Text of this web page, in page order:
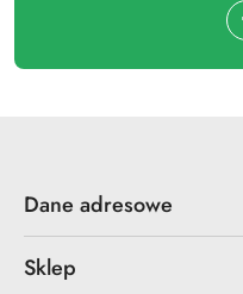
Dane adresowe
Sklep